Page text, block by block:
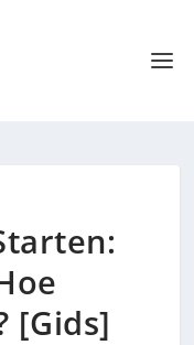
[Gids]